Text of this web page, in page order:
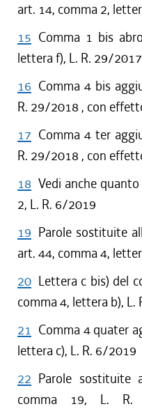
art. 14, comma 2,
15 Comma 1 bis
lettera f), L. R. 29/2017
16 Comma 4 bis
R. 29/2018 , con
17 Comma 4 ter
R. 29/2018 , con
18 Vedi anche
2, L. R. 6/2019
19 Parole sostituite
art. 44, comma 4,
20 Lettera c bis) del
comma 4, lettera b), L.
21 Comma 4 quater
lettera c), L. R. 6/2019
22 Parole
comma 19, L.